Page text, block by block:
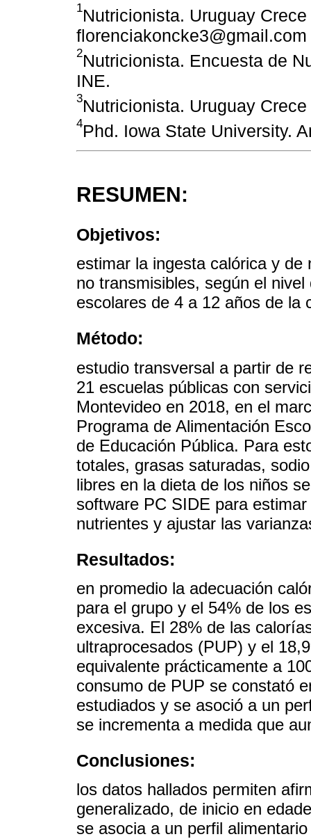
1Nutricionista. Uruguay
florenciakoncke3@gmail.com
2Nutricionista. Encuesta de
INE.
3Nutricionista. Uruguay
4Phd. Iowa State University.
RESUMEN:
Objetivos:
estimar la ingesta calórica y
no transmisibles, según el
escolares de 4 a 12 años de la
Método:
estudio transversal a partir de
21 escuelas públicas con
Montevideo en 2018, en el
Programa de Alimentación
de Educación Pública. Para
totales, grasas saturadas,
libres en la dieta de los niños
software PC SIDE para
nutrientes y ajustar las
Resultados:
en promedio la adecuación
para el grupo y el 54% de los
excesiva. El 28% de las
ultraprocesados (PUP) y el
equivalente prácticamente a
consumo de PUP se constató
estudiados y se asoció a un
se incrementa a medida que
Conclusiones:
los datos hallados permiten
generalizado, de inicio en
se asocia a un perfil